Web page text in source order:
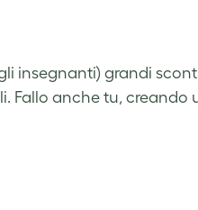
insegnanti) grandi
Fallo anche tu, creando